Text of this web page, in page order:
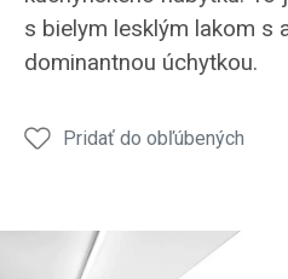
s bielym lesklým lakom s
dominantnou úchytkou.
Pridať do obľúbených